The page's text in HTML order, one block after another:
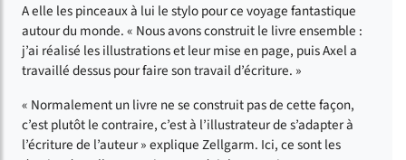
A elle les pinceaux à lui le stylo pour ce voyage fantastique
autour du monde. « Nous avons construit le livre ensemble :
j’ai réalisé les illustrations et leur mise en page, puis Axel a
travaillé dessus pour faire son travail d’écriture. »
« Normalement un livre ne se construit pas de cette façon,
c’est plutôt le contraire, c’est à l’illustrateur de s’adapter à
l’écriture de l’auteur » explique Zellgarm. Ici, ce sont les